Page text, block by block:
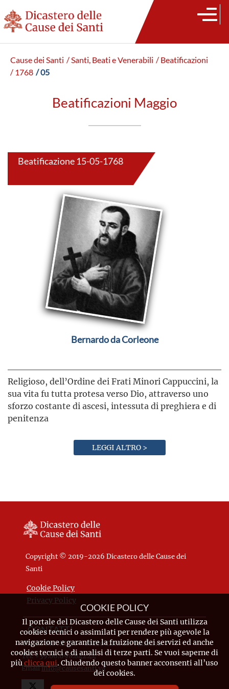
Cause dei Santi / Santi, Beati e Venerabili / Beatificazioni
/ 1768 / 05
Beatificazioni Maggio
Beatificazione 15-05-1768
Bernardo da Corleone
Religioso, dell’Ordine dei Frati Minori Cappuccini, la
sua vita fu tutta protesa verso Dio, attraverso uno
sforzo costante di ascesi, intessuta di preghiera e di
penitenza
LEGGI ALTRO >
Copyright © 2019-2026 Dicastero delle Cause dei
Santi
Cookie Policy
Privacy Policy
CONTATTI
Piazza Pio XII, 10 - 00120 Città del Vaticano
Tel. +39.06.698.842.44
Emailinfo@causesanti.va
COOKIE POLICY
Il portale del Dicastero delle Cause dei Santi utilizza
cookies tecnici o assimilati per rendere più agevole la
navigazione e garantire la fruizione dei servizi ed anche
cookies tecnici e di analisi di terze parti. Se vuoi saperne di
piùclicca qui. Chiudendo questo banner acconsenti all’uso
dei cookies.